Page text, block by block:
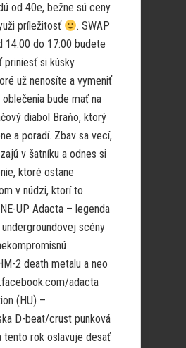
od 40e, bežne sú ceny
príležitosť
. SWAP
14:00 do 17:00 budete
priniesť si kúsky
už nenosíte a vymeniť
bude mať na
diabol Braňo, ktorý
a poradí. Zbav sa vecí,
v šatníku a odnes si
ktoré ostane
v núdzi, ktorí to
UP Adacta – legenda
scény
2 death metalu a neo
adacta
(HU) –
D-beat/crust punková
tento rok oslavuje desať